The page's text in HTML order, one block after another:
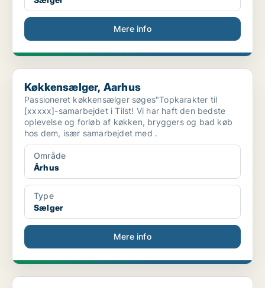
Mere info
Køkkensælger, Aarhus
Køkkensælger, Aarhus
Passioneret køkkensælger søges"Topkarakter til
[xxxxx]-samarbejdet i Tilst! Vi har haft den bedste
oplevelse og forløb af køkken, bryggers og bad køb
hos dem, især samarbejdet med .
Område
Århus
Type
Sælger
Mere info
Area Sales Manager in [xxxxx]